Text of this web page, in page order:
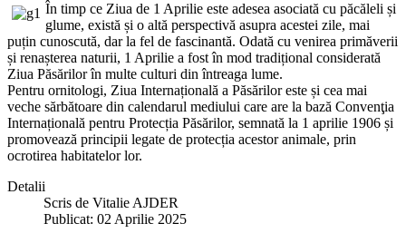
În timp ce Ziua de 1 Aprilie este adesea asociată cu păcăleli și
glume, există și o altă perspectivă asupra acestei zile, mai
puțin cunoscută, dar la fel de fascinantă. Odată cu venirea primăverii
și renașterea naturii, 1 Aprilie a fost în mod tradițional considerată
Ziua Păsărilor în multe culturi din întreaga lume.
Pentru ornitologi, Ziua Internațională a Păsărilor este și cea mai
veche sărbătoare din calendarul mediului care are la bază Convenţia
Internațională pentru Protecția Păsărilor, semnată la 1 aprilie 1906 și
promovează principii legate de protecția acestor animale, prin
ocrotirea habitatelor lor.
Detalii
Scris de Vitalie AJDER
Publicat: 02 Aprilie 2025